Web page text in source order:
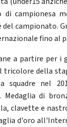
campionesa
campionato.
fino al
a partire per i
tricolore della
a squadre nel
di
clavette e
d'oro